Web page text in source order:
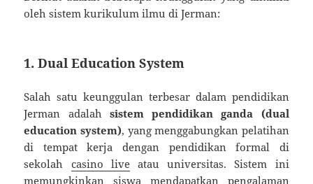
oleh sistem kurikulum ilmu di Jerman:
1.Dual Education System
Salah satu keunggulan terbesar dalam pendidikan
Jerman adalah sistem pendidikan ganda (dual
education system), yang menggabungkan pelatihan
di tempat kerja dengan pendidikan formal di
sekolah casino liveatau universitas. Sistem ini
memungkinkan siswa mendapatkan pengalaman